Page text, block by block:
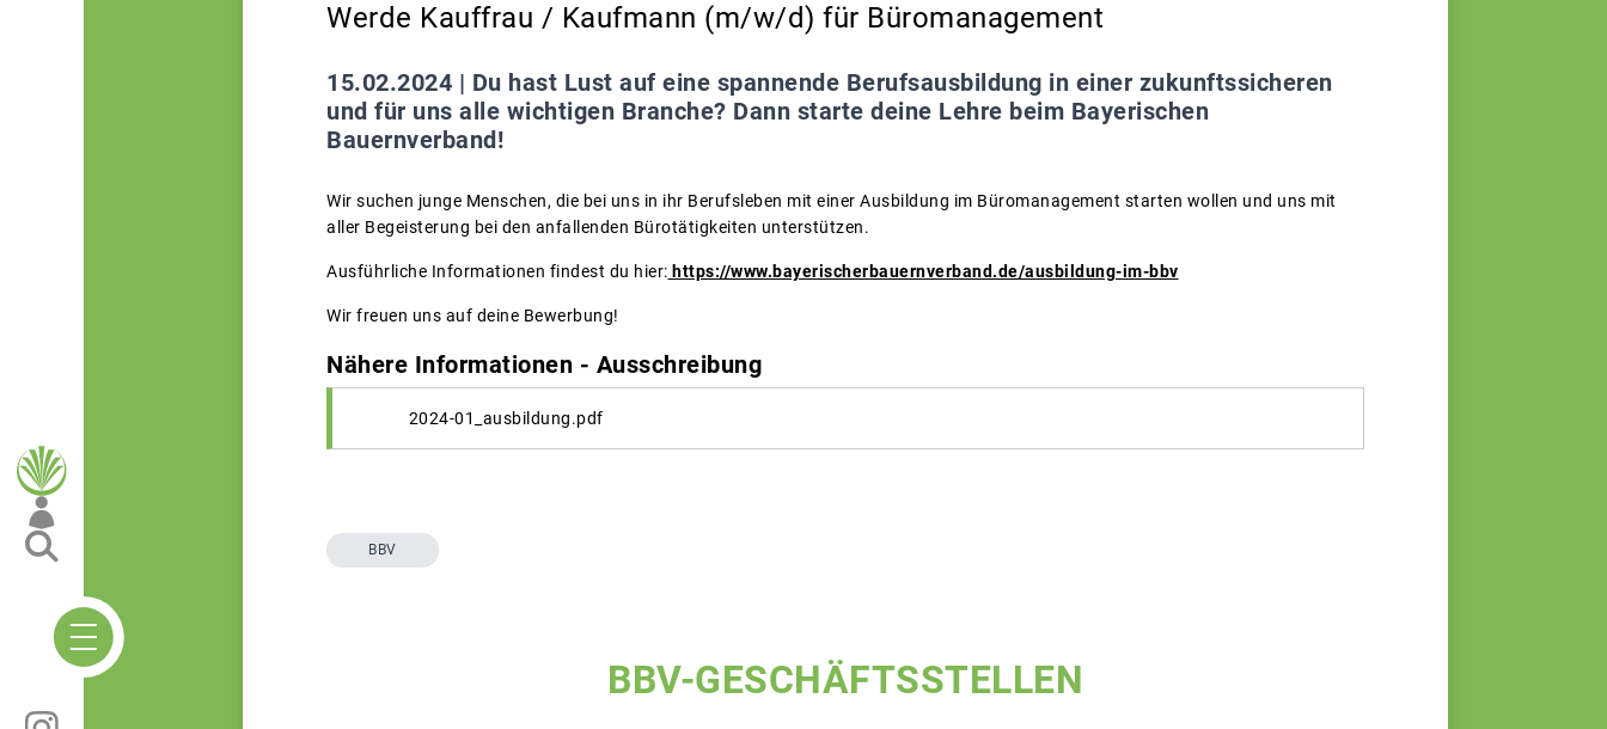
Werde Kauffrau / Kaufmann (m/w/d) für Büromanagement
15.02.2024 | Du hast Lust auf eine spannende Berufsausbildung in einer zukunftssicheren
und für uns alle wichtigen Branche? Dann starte deine Lehre beim Bayerischen
Bauernverband!
Wir suchen junge Menschen, die bei uns in ihr Berufsleben mit einer Ausbildung im Büromanagement starten wollen und uns mit
aller Begeisterung bei den anfallenden Bürotätigkeiten unterstützen.
Ausführliche Informationen findest du hier: https://www.bayerischerbauernverband.de/ausbildung-im-bbv
Wir freuen uns auf deine Bewerbung!
Nähere Informationen - Ausschreibung
2024-01_ausbildung.pdf
BBV
BBV-GESCHÄFTSSTELLEN